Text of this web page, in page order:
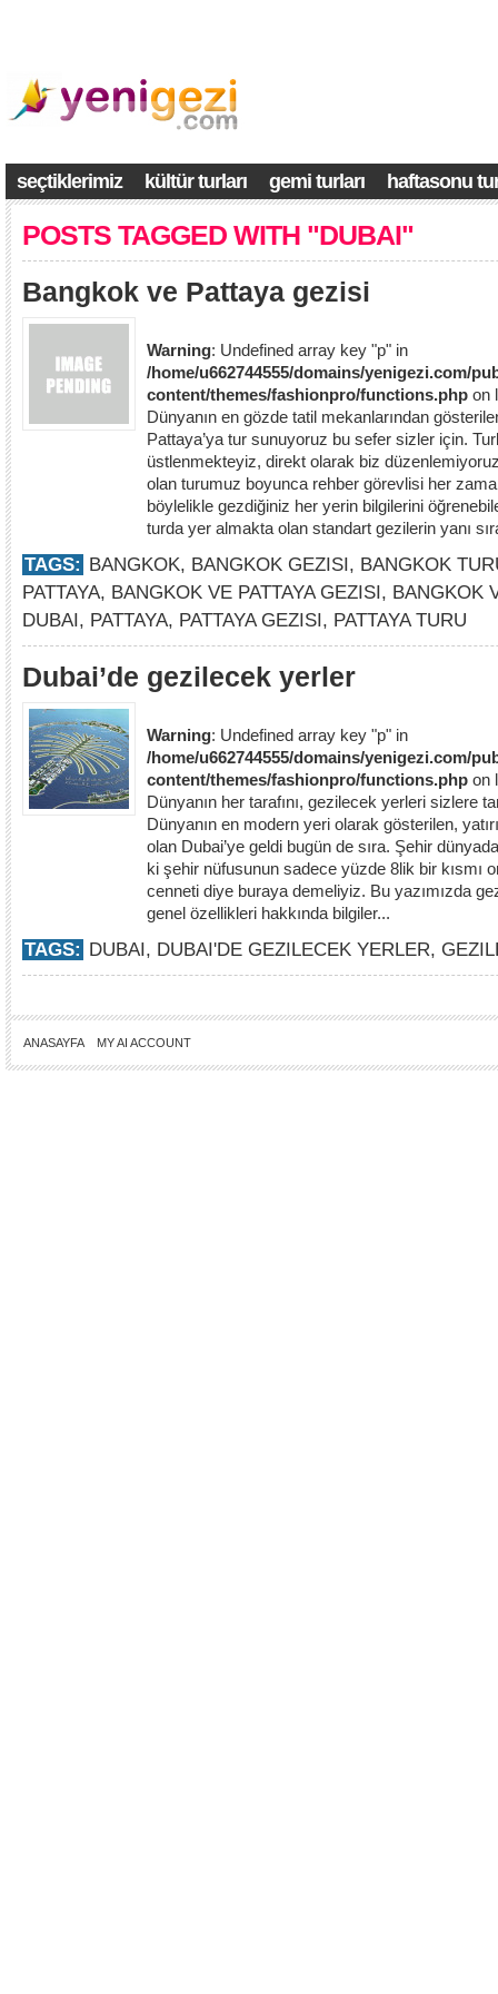
seçtiklerimiz kültür turları gemi turları haftasonu
POSTS TAGGED WITH "DUBAI"
Bangkok ve Pattaya gezisi
Warning: Undefined array key "p" in
/home/u662744555/domains/yenigezi.com/
content/themes/fashionpro/functions.php on
Dünyanın en gözde tatil mekanlarından
Pattaya’ya tur sunuyoruz bu sefer sizler için.
üstlenmekteyiz, direkt olarak biz
olan turumuz boyunca rehber görevlisi her
böylelikle gezdiğiniz her yerin bilgilerini
turda yer almakta olan standart gezilerin yanı
TAGS: BANGKOK, BANGKOK GEZISI, BANGKOK
PATTAYA, BANGKOK VE PATTAYA GEZISI, BANGKOK
DUBAI, PATTAYA, PATTAYA GEZISI, PATTAYA TURU
Dubai’de gezilecek yerler
Warning: Undefined array key "p" in
/home/u662744555/domains/yenigezi.com/
content/themes/fashionpro/functions.php on
Dünyanın her tarafını, gezilecek yerleri sizlere
Dünyanın en modern yeri olarak gösterilen,
olan Dubai’ye geldi bugün de sıra. Şehir
ki şehir nüfusunun sadece yüzde 8lik bir kısmı
cenneti diye buraya demeliyiz. Bu yazımızda
genel özellikleri hakkında bilgiler...
TAGS: DUBAI, DUBAI'DE GEZILECEK YERLER,
ANASAYFA MY AI ACCOUNT